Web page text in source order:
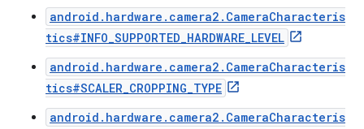
android.hardware.camera2.CameraCharacteris
tics#INFO_SUPPORTED_HARDWARE_LEVEL
android.hardware.camera2.CameraCharacteris
tics#SCALER_CROPPING_TYPE
android.hardware.camera2.CameraCharacteris